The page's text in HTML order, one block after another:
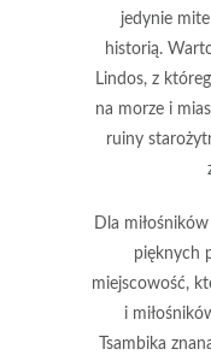
jedynie
historią.
Lindos, z
na morze i
ruiny
Dla
pięknych
miejscowość,
i
Tsambika